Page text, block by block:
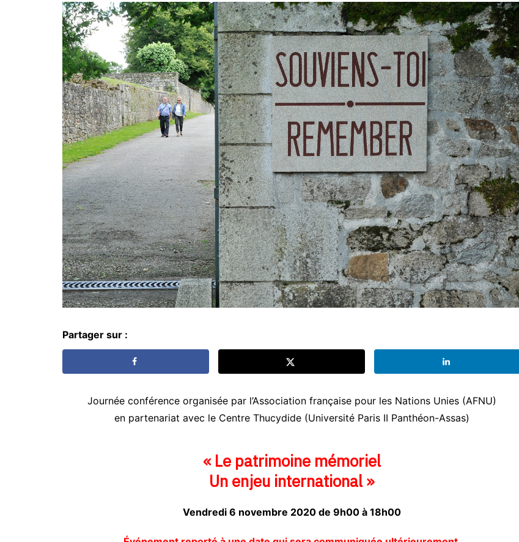
Partager sur :
Journée conférence organisée par l’Association française pour les Nations Unies (AFNU)
en partenariat avec le Centre Thucydide (Université Paris II Panthéon-Assas)
« Le patrimoine mémoriel
Un enjeu international »
Vendredi 6 novembre 2020 de 9h00 à 18h00